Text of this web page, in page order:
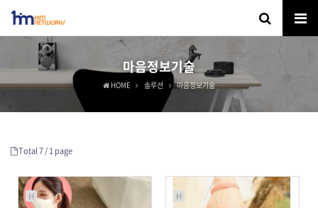
마음정보기술
HOME 솔루션 마음정보기술
Total 7 /1 page
H H